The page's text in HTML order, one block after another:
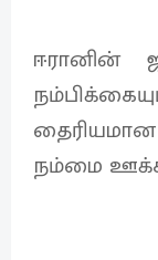
ஈரானின்
நம்மை